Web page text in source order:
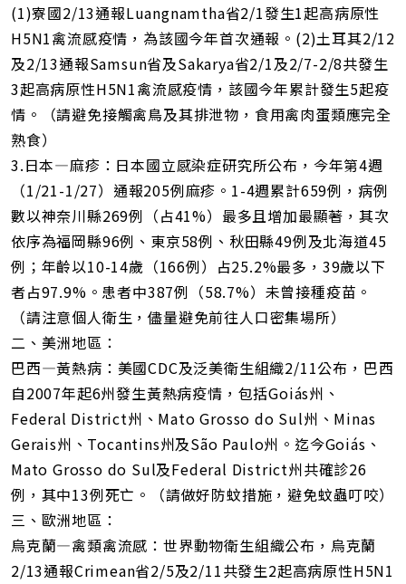
(1)寮國2/13通報Luangnamtha省2/1發生1起高病原性
H5N1禽流感疫情，為該國今年首次通報。(2)土耳其2/12
及2/13通報Samsun省及Sakarya省2/1及2/7-2/8共發生
3起高病原性H5N1禽流感疫情，該國今年累計發生5起疫
情。（請避免接觸禽鳥及其排泄物，食用禽肉蛋類應完全
熟食）
3.日本—麻疹：日本國立感染症研究所公布，今年第4週
（1/21-1/27）通報205例麻疹。1-4週累計659例，病例
數以神奈川縣269例（占41%）最多且增加最顯著，其次
依序為福岡縣96例、東京58例、秋田縣49例及北海道45
例；年齡以10-14歲（166例）占25.2%最多，39歲以下
者占97.9%。患者中387例（58.7%）未曾接種疫苗。
（請注意個人衛生，儘量避免前往人口密集場所）
二、美洲地區：
巴西—黃熱病：美國CDC及泛美衛生組織2/11公布，巴西
自2007年起6州發生黃熱病疫情，包括Goiás州、
Federal District州、Mato Grosso do Sul州、Minas
Gerais州、Tocantins州及São Paulo州。迄今Goiás、
Mato Grosso do Sul及Federal District州共確診26
例，其中13例死亡。（請做好防蚊措施，避免蚊蟲叮咬）
三、歐洲地區：
烏克蘭—禽類禽流感：世界動物衛生組織公布，烏克蘭
2/13通報Crimean省2/5及2/11共發生2起高病原性H5N1